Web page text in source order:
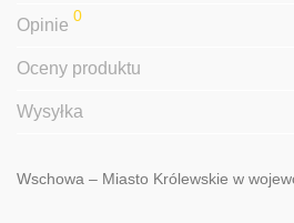
Opinie 0
Oceny produktu
Wysyłka
Wschowa – Miasto Królewskie w